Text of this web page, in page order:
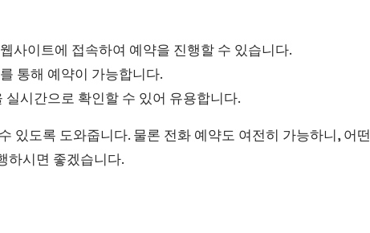
사이트에 접속하여 예약을 진행할 수 있습니다.
통해 예약이 가능합니다.
시간으로 확인할 수 있어 유용합니다.
있도록 도와줍니다. 물론 전화 예약도 여전히 가능하니, 어떤
하시면 좋겠습니다.